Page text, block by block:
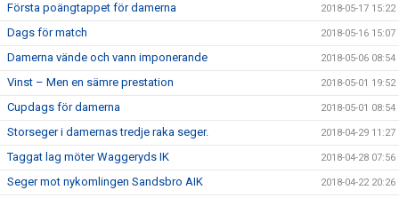
Första poängtappet för damerna 2018-05-17 15:22
Dags för match 2018-05-16 15:07
Damerna vände och vann imponerande 2018-05-06 08:54
Vinst – Men en sämre prestation 2018-05-01 19:52
Cupdags för damerna 2018-05-01 08:54
Storseger i damernas tredje raka seger. 2018-04-29 11:27
Taggat lag möter Waggeryds IK 2018-04-28 07:56
Seger mot nykomlingen Sandsbro AIK 2018-04-22 20:26